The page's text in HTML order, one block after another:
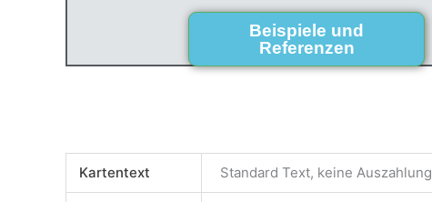
Beispiele und
Referenzen
Kartentext Standard Text, keine